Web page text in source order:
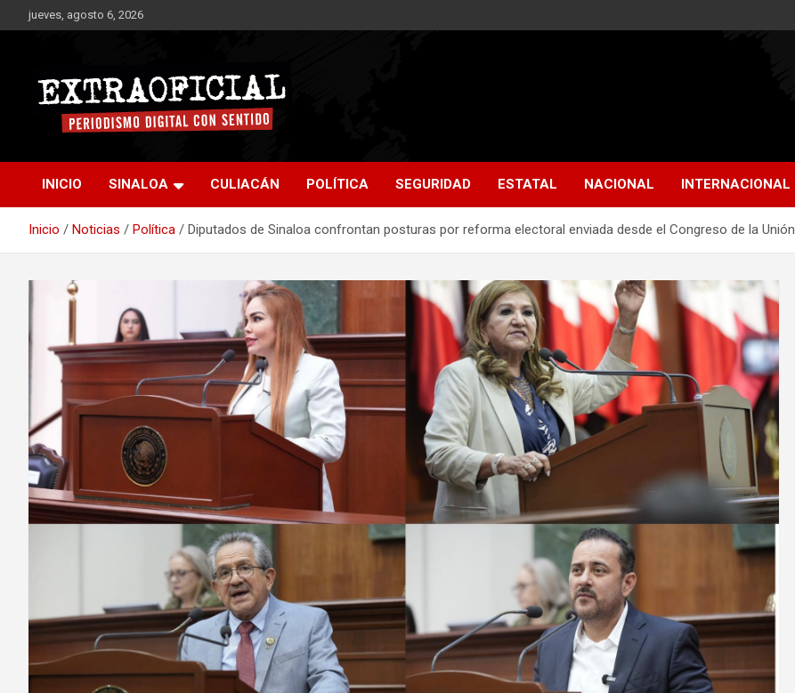
Saltar
al
jueves, agosto 6, 2026
Extraoficial
INICIO SINALOA CULIACÁN POLÍTICA SEGURIDAD ESTATAL NACIONAL INTERNACIONAL
Inicio Noticias Política Diputados de Sinaloa confrontan posturas por reforma electoral enviada desde el Congreso de la Unión